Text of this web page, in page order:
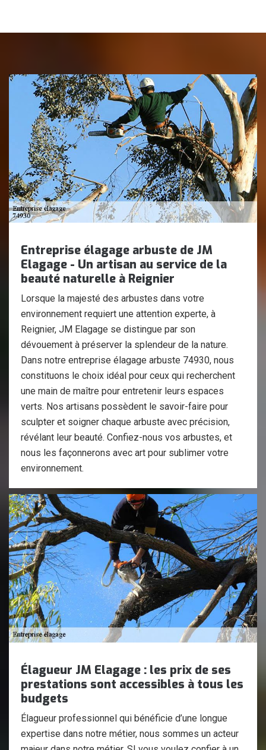
Entreprise élagage arbuste de JM
Elagage - Un artisan au service de la
beauté naturelle à Reignier
Lorsque la majesté des arbustes dans votre
environnement requiert une attention experte, à
Reignier, JM Elagage se distingue par son
dévouement à préserver la splendeur de la nature.
Dans notre entreprise élagage arbuste 74930, nous
constituons le choix idéal pour ceux qui recherchent
une main de maître pour entretenir leurs espaces
verts. Nos artisans possèdent le savoir-faire pour
sculpter et soigner chaque arbuste avec précision,
révélant leur beauté. Confiez-nous vos arbustes, et
nous les façonnerons avec art pour sublimer votre
environnement.
Élagueur JM Elagage : les prix de ses
prestations sont accessibles à tous les
budgets
Élagueur professionnel qui bénéficie d’une longue
expertise dans notre métier, nous sommes un acteur